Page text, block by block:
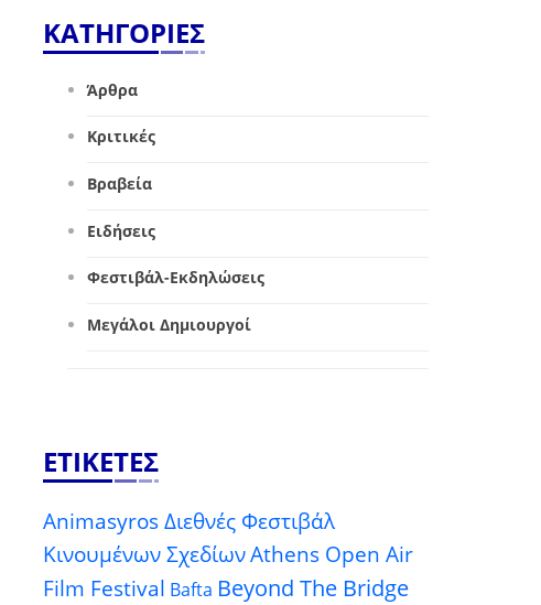
ΚΑΤΗΓΟΡΙΕΣ
Άρθρα
Κριτικές
Βραβεία
Ειδήσεις
Φεστιβάλ-Εκδηλώσεις
Μεγάλοι Δημιουργοί
ΕΤΙΚΈΤΕΣ
Animasyros Διεθνές Φεστιβάλ
Κινουμένων ΣχεδίωνAthens Open Air
Film Festival Bafta Beyond The Bridge